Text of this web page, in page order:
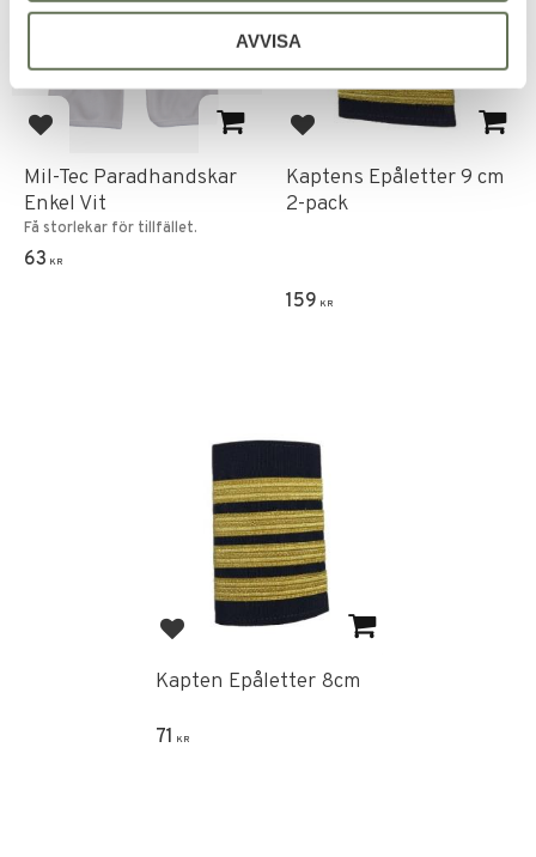
AVVISA
Add to favorites
Mil-Tec Paradhandskar
Enkel Vit
Få storlekar för tillfället.
63 KR
Add to favorites
Kaptens Epåletter 9 cm
2-pack
159 KR
Add to favorites
Kapten Epåletter 8cm
71 KR